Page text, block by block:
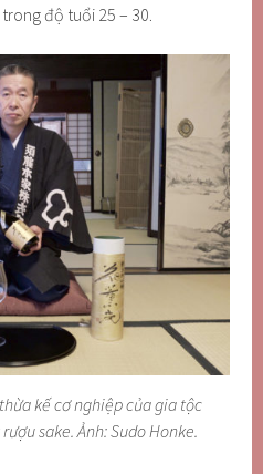
độ tuổi 25 – 30.
kế cơ nghiệp của gia tộc
sake. Ảnh: Sudo Honke.